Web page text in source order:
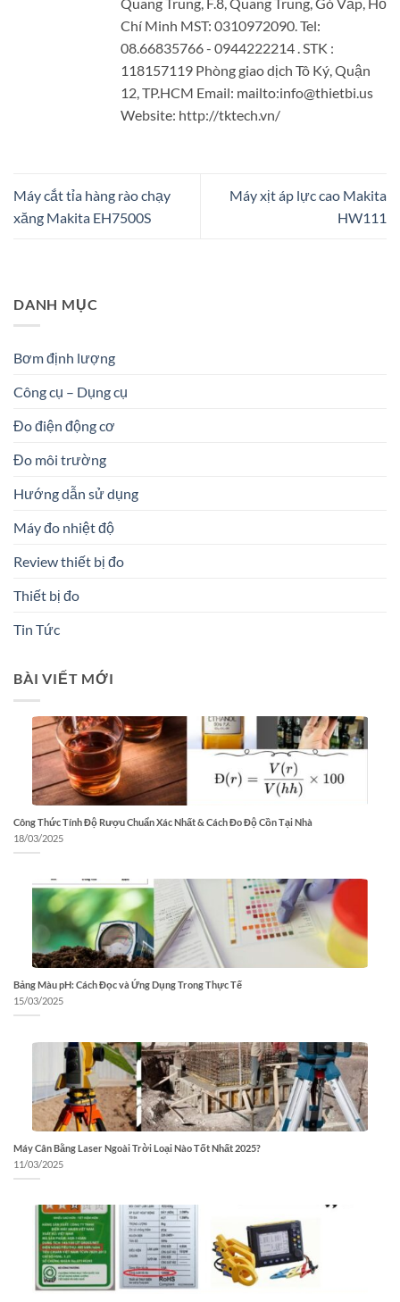
Chí Minh MST: 0310972090. Tel:
08.66835766 - 0944222214 . STK :
118157119 Phòng giao dịch Tô Ký, Quận
12, TP.HCM Email: mailto:info@thietbi.us
Website: http://tktech.vn/
Máy cắt tỉa hàng rào chạy
xăng Makita EH7500S
Máy xịt áp lực cao Makita
HW111
DANH MỤC
Bơm định lượng
Công cụ – Dụng cụ
Đo điện động cơ
Đo môi trường
Hướng dẫn sử dụng
Máy đo nhiệt độ
Review thiết bị đo
Thiết bị đo
Tin Tức
BÀI VIẾT MỚI
Công Thức Tính Độ Rượu Chuẩn Xác Nhất & Cách Đo Độ Cồn Tại Nhà
18/03/2025
Bảng Màu pH: Cách Đọc và Ứng Dụng Trong Thực Tế
15/03/2025
Máy Cân Bằng Laser Ngoài Trời Loại Nào Tốt Nhất 2025?
11/03/2025